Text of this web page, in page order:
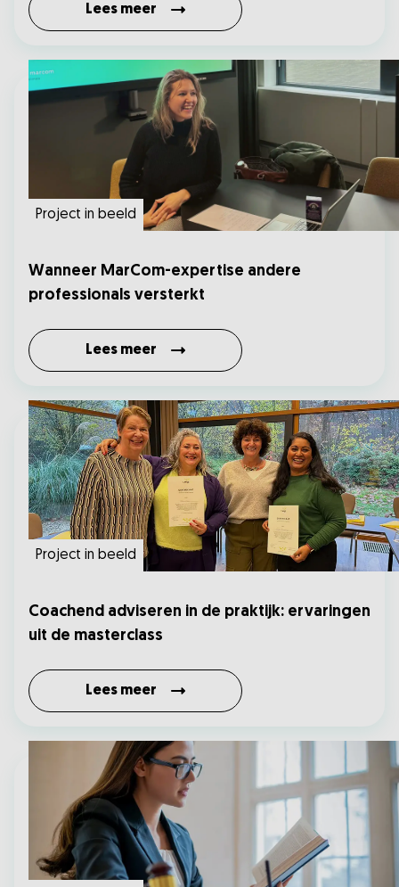
Lees meer
Project in beeld
Wanneer MarCom-expertise andere
professionals versterkt
Lees meer
Project in beeld
Coachend adviseren in de praktijk: ervaringen
uit de masterclass
Lees meer